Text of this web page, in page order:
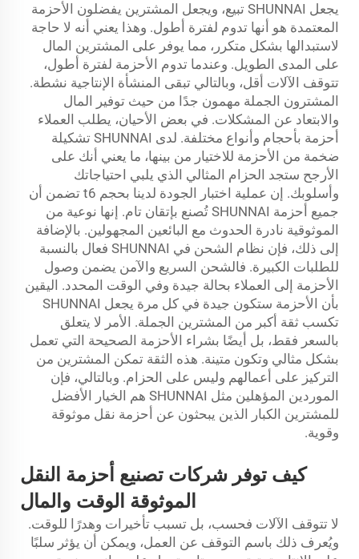
يجعل SHUNNAI تبيع، ويجعل المشترين يفضلون الأحزمة
المعتمدة هو أنها تدوم لفترة أطول. وهذا يعني أنه لا حاجة
لاستبدالها بشكل متكرر، مما يوفر على المشترين المال
على المدى الطويل. وعندما تدوم الأحزمة لفترة أطول،
تتوقف الآلات أقل، وبالتالي تبقى المنشأة الإنتاجية نشطة.
المشترون الجملة مهمون جدًا من حيث توفير المال
والابتعاد عن المشكلات. في بعض الأحيان، يطلب العملاء
أحزمة بأحجام وأنواع مختلفة. لدى SHUNNAI تشكيلة
ضخمة من الأحزمة للاختيار من بينها، ما يعني أنك على
الأرجح ستجد الحزام المثالي الذي يلبي احتياجاتك
وأسلوبك. إن عملية اختبار الجودة لدينا بحجم t6 تضمن أن
جميع أحزمة SHUNNAI تُصنع بإتقان تام. إنها نوعية من
الموثوقية نادرة الحدوث مع البائعين المجهولين. بالإضافة
إلى ذلك، فإن نظام الشحن في SHUNNAI فعال بالنسبة
للطلبات الكبيرة. فالشحن السريع والآمن يضمن وصول
الأحزمة إلى العملاء بحالة جيدة وفي الوقت المحدد. اليقين
بأن الأحزمة ستكون جيدة في كل مرة يجعل SHUNNAI
تكسب ثقة أكبر من المشترين الجملة. الأمر لا يتعلق
بالسعر فقط، بل أيضًا بشراء الأحزمة الصحيحة التي تعمل
بشكل مثالي وتكون متينة. هذه الثقة تمكن المشترين من
التركيز على أعمالهم وليس على الحزام. وبالتالي، فإن
الموردين المؤهلين مثل SHUNNAI هم الخيار الأفضل
للمشترين الكبار الذين يبحثون عن أحزمة نقل موثوقة
وقوية.
كيف توفر شركات تصنيع أحزمة النقل
الموثوقة الوقت والمال
لا تتوقف الآلات فحسب، بل تسبب تأخيرات وهدرًا للوقت.
ويُعرف ذلك باسم التوقف عن العمل، ويمكن أن يؤثر سلبًا